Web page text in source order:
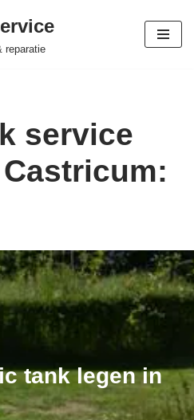
reparatie
service
tank legen in